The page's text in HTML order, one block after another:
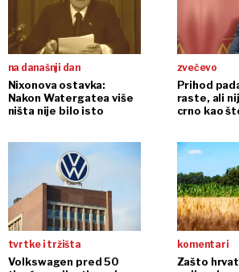
na današnji dan
Nixonova ostavka:
Nakon Watergatea više
ništa nije bilo isto
zvečevo
Prihod
raste, ali
crno kao
tvrtke i tržišta
Volkswagen pred 50
komentari
Zašto